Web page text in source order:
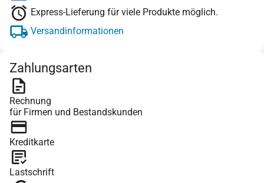
Express-Lieferung für viele Produkte möglich.
Versandinformationen
Zahlungsarten
Rechnung
für Firmen und Bestandskunden
Kreditkarte
Lastschrift